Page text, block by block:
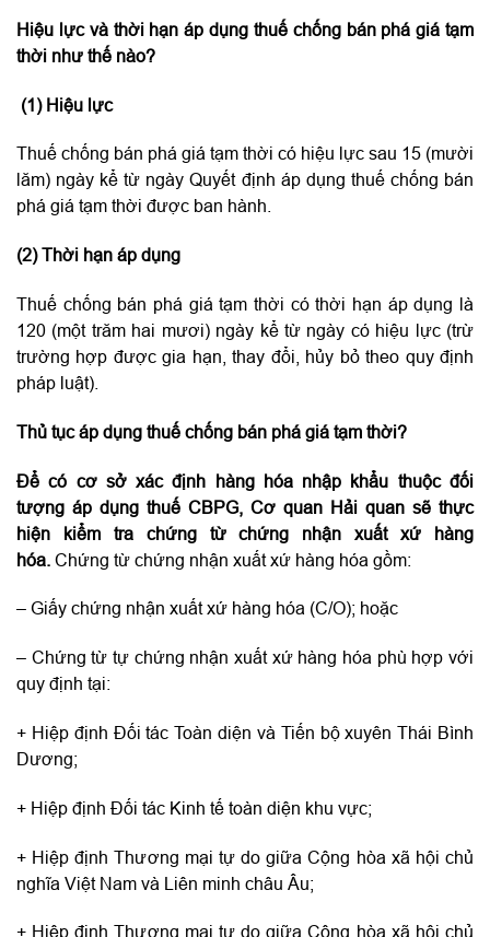
Hiệu lực và thời hạn áp dụng thuế chống bán phá giá tạm
thời như thế nào?
(1) Hiệu lực
Thuế chống bán phá giá tạm thời có hiệu lực sau 15 (mười
lăm) ngày kể từ ngày Quyết định áp dụng thuế chống bán
phá giá tạm thời được ban hành.
(2) Thời hạn áp dụng
Thuế chống bán phá giá tạm thời có thời hạn áp dụng là
120 (một trăm hai mươi) ngày kể từ ngày có hiệu lực (trừ
trường hợp được gia hạn, thay đổi, hủy bỏ theo quy định
pháp luật).
Thủ tục áp dụng thuế chống bán phá giá tạm thời?
Để có cơ sở xác định hàng hóa nhập khẩu thuộc đối
tượng áp dụng thuế CBPG, Cơ quan Hải quan sẽ thực
hiện kiểm tra chứng từ chứng nhận xuất xứ hàng
hóa. Chứng từ chứng nhận xuất xứ hàng hóa gồm:
– Giấy chứng nhận xuất xứ hàng hóa (C/O); hoặc
– Chứng từ tự chứng nhận xuất xứ hàng hóa phù hợp với
quy định tại:
+ Hiệp định Đối tác Toàn diện và Tiến bộ xuyên Thái Bình
Dương;
+ Hiệp định Đối tác Kinh tế toàn diện khu vực;
+ Hiệp định Thương mại tự do giữa Cộng hòa xã hội chủ
nghĩa Việt Nam và Liên minh châu Âu;
+ Hiệp định Thương mại tự do giữa Cộng hòa xã hội chủ